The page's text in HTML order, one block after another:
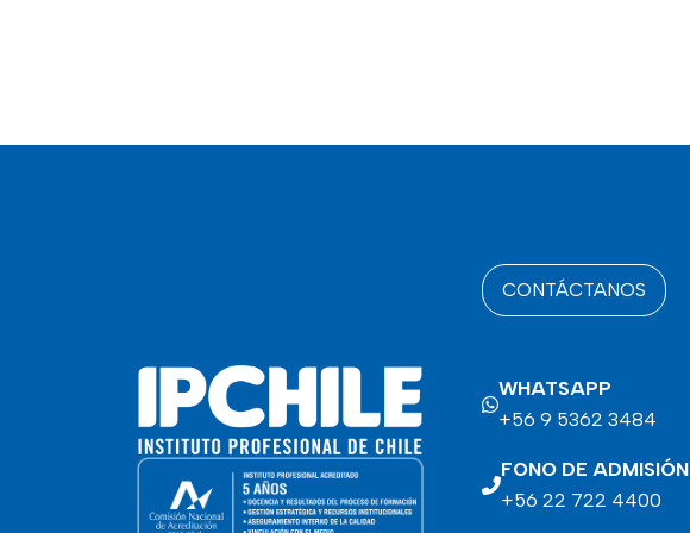
CONTÁCTANOS
WHATSAPP
+56 9 5362 3484
FONO DE ADMISIÓN
+56 22 722 4400